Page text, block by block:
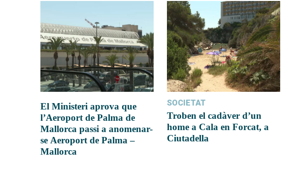
El Ministeri aprova que
l’Aeroport de Palma de
Mallorca passi a anomenar-
se Aeroport de Palma –
Mallorca
SOCIETAT
Troben el cadàver d’un
home a Cala en Forcat, a
Ciutadella